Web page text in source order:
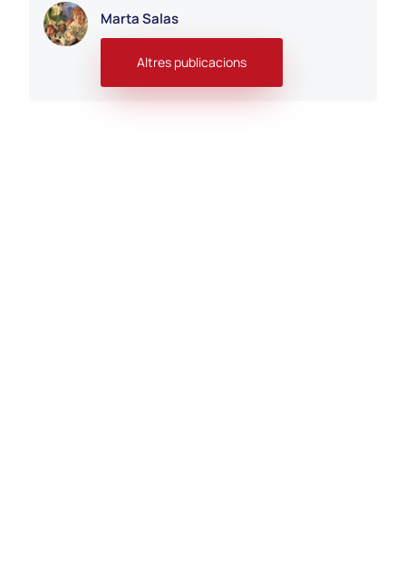
Marta Salas
Altres publicacions